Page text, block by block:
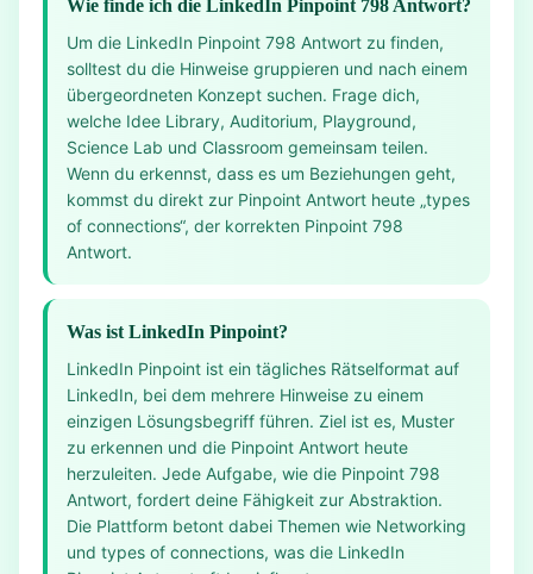
Wie finde ich die LinkedIn Pinpoint 798 Antwort?
Um die LinkedIn Pinpoint 798 Antwort zu finden,
solltest du die Hinweise gruppieren und nach einem
übergeordneten Konzept suchen. Frage dich,
welche Idee Library, Auditorium, Playground,
Science Lab und Classroom gemeinsam teilen.
Wenn du erkennst, dass es um Beziehungen geht,
kommst du direkt zur Pinpoint Antwort heute „types
of connections“, der korrekten Pinpoint 798
Antwort.
Was ist LinkedIn Pinpoint?
LinkedIn Pinpoint ist ein tägliches Rätselformat auf
LinkedIn, bei dem mehrere Hinweise zu einem
einzigen Lösungsbegriff führen. Ziel ist es, Muster
zu erkennen und die Pinpoint Antwort heute
herzuleiten. Jede Aufgabe, wie die Pinpoint 798
Antwort, fordert deine Fähigkeit zur Abstraktion.
Die Plattform betont dabei Themen wie Networking
und types of connections, was die LinkedIn